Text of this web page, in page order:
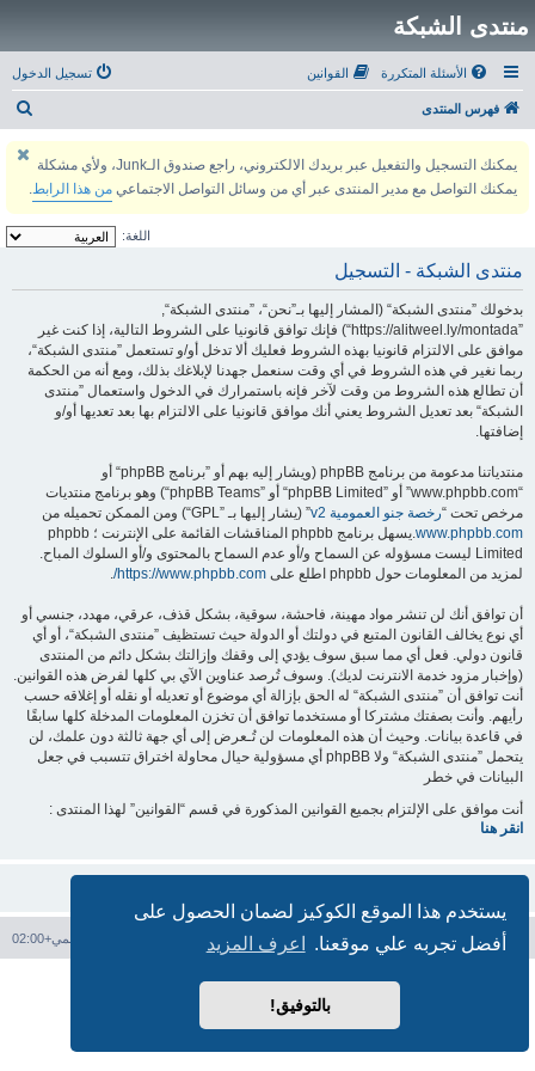
يستخدم هذا الموقع الكوكيز لضمان الحصول على
أفضل تجربه علي موقعنا.
اعرف المزيد
بالتوفيق!
منتدى الشبكة
الأسئلة المتكررة القوانين تسجيل الدخول
فهرس المنتدى
يمكنك التسجيل والتفعيل عبر بريدك الالكتروني، راجع صندوق الـJunk، ولأي مشكلة
يمكنك التواصل مع مدير المنتدى عبر أي من وسائل التواصل الاجتماعي من هذا الرابط.
اللغة:
منتدى الشبكة - التسجيل
بدخولك ”منتدى الشبكة“ (المشار إليها بـ”نحن“، ”منتدى الشبكة“,
”https://alitweel.ly/montada“) فإنك توافق قانونيا على الشروط التالية، إذا كنت غير
موافق على الالتزام قانونيا بهذه الشروط فعليك ألا تدخل أو/و تستعمل ”منتدى الشبكة“،
ربما نغير في هذه الشروط في أي وقت سنعمل جهدنا لإبلاغك بذلك، ومع أنه من الحكمة
أن تطالع هذه الشروط من وقت لآخر فإنه باستمرارك في الدخول واستعمال ”منتدى
الشبكة“ بعد تعديل الشروط يعني أنك موافق قانونيا على الالتزام بها بعد تعديها أو/و
إضافتها.
منتدياتنا مدعومة من برنامج phpBB (ويشار إليه بهم أو ”برنامج phpBB“ أو
“www.phpbb.com” أو ”phpBB Limited“ أو ”phpBB Teams“) وهو برنامج منتديات
مرخص تحت “رخصة جنو العمومية v2
” (يشار إليها بـ ”GPL“) ومن الممكن تحميله من
www.phpbb.com
.يسهل برنامج phpbb المناقشات القائمة على الإنترنت ؛ phpbb
Limited ليست مسؤوله عن السماح و/أو عدم السماح بالمحتوى و/أو السلوك المباح.
لمزيد من المعلومات حول phpbb اطلع على
https://www.phpbb.com/
.
أن توافق أنك لن تنشر مواد مهينة، فاحشة، سوقية، بشكل قذف، عرقي، مهدد، جنسي أو
أي نوع يخالف القانون المتبع في دولتك أو الدولة حيث تستظيف ”منتدى الشبكة“، أو أي
قانون دولي. فعل أي مما سبق سوف يؤدي إلى وقفك وإزالتك بشكل دائم من المنتدى
(وإخبار مزود خدمة الانترنت لديك). وسوف تُرصد عناوين الآي بي كلها لفرض هذه القوانين.
أنت توافق أن ”منتدى الشبكة“ له الحق بإزالة أي موضوع أو تعديله أو نقله أو إغلاقه حسب
رأيهم. وأنت بصفتك مشتركا أو مستخدما توافق أن تخزن المعلومات المدخلة كلها سابقًا
في قاعدة بيانات. وحيث أن هذه المعلومات لن تُـعرض إلى أي جهة ثالثة دون علمك، لن
يتحمل ”منتدى الشبكة“ ولا phpBB أي مسؤولية حيال محاولة اختراق تتسبب في جعل
البيانات في خطر
أنت موافق على الإلتزام بجميع القوانين المذكورة في قسم “القوانين” لهذا المنتدى :
انقر هنا
فهرس المنتدى جميع الأوقات تستخدم التوقيت العالمي+02:00 حذف الكوكيز
بدعم منphpBB
® Forum Software © phpBB Limited
الترجمة برعاية